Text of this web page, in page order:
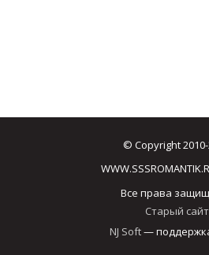
© Copyright
Все права
Старый сайт
NJ Soft—